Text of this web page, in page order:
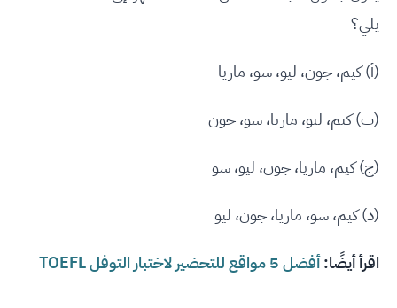
يلي؟
(أ) كيم، جون، ليو، سو، ماريا
(ب) كيم، ليو، ماريا، سو، جون
(ج) كيم، ماريا، جون، ليو، سو
(د) كيم، سو، ماريا، جون، ليو
اقرأ أيضًا:أفضل 5 مواقع للتحضير لاختبار التوفل TOEFL